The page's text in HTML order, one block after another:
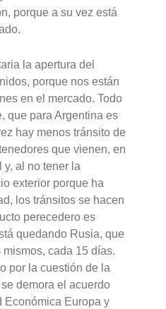
porque a su vez está
la apertura del
porque nos están
en el mercado. Todo
que para Argentina es
hay menos tránsito de
que vienen, en
y, al no tener la
exterior porque ha
los tránsitos se hacen
perecedero es
quedando Rusia, que
cada 15 días.
por la cuestión de la
demora el acuerdo
Económica Europa y